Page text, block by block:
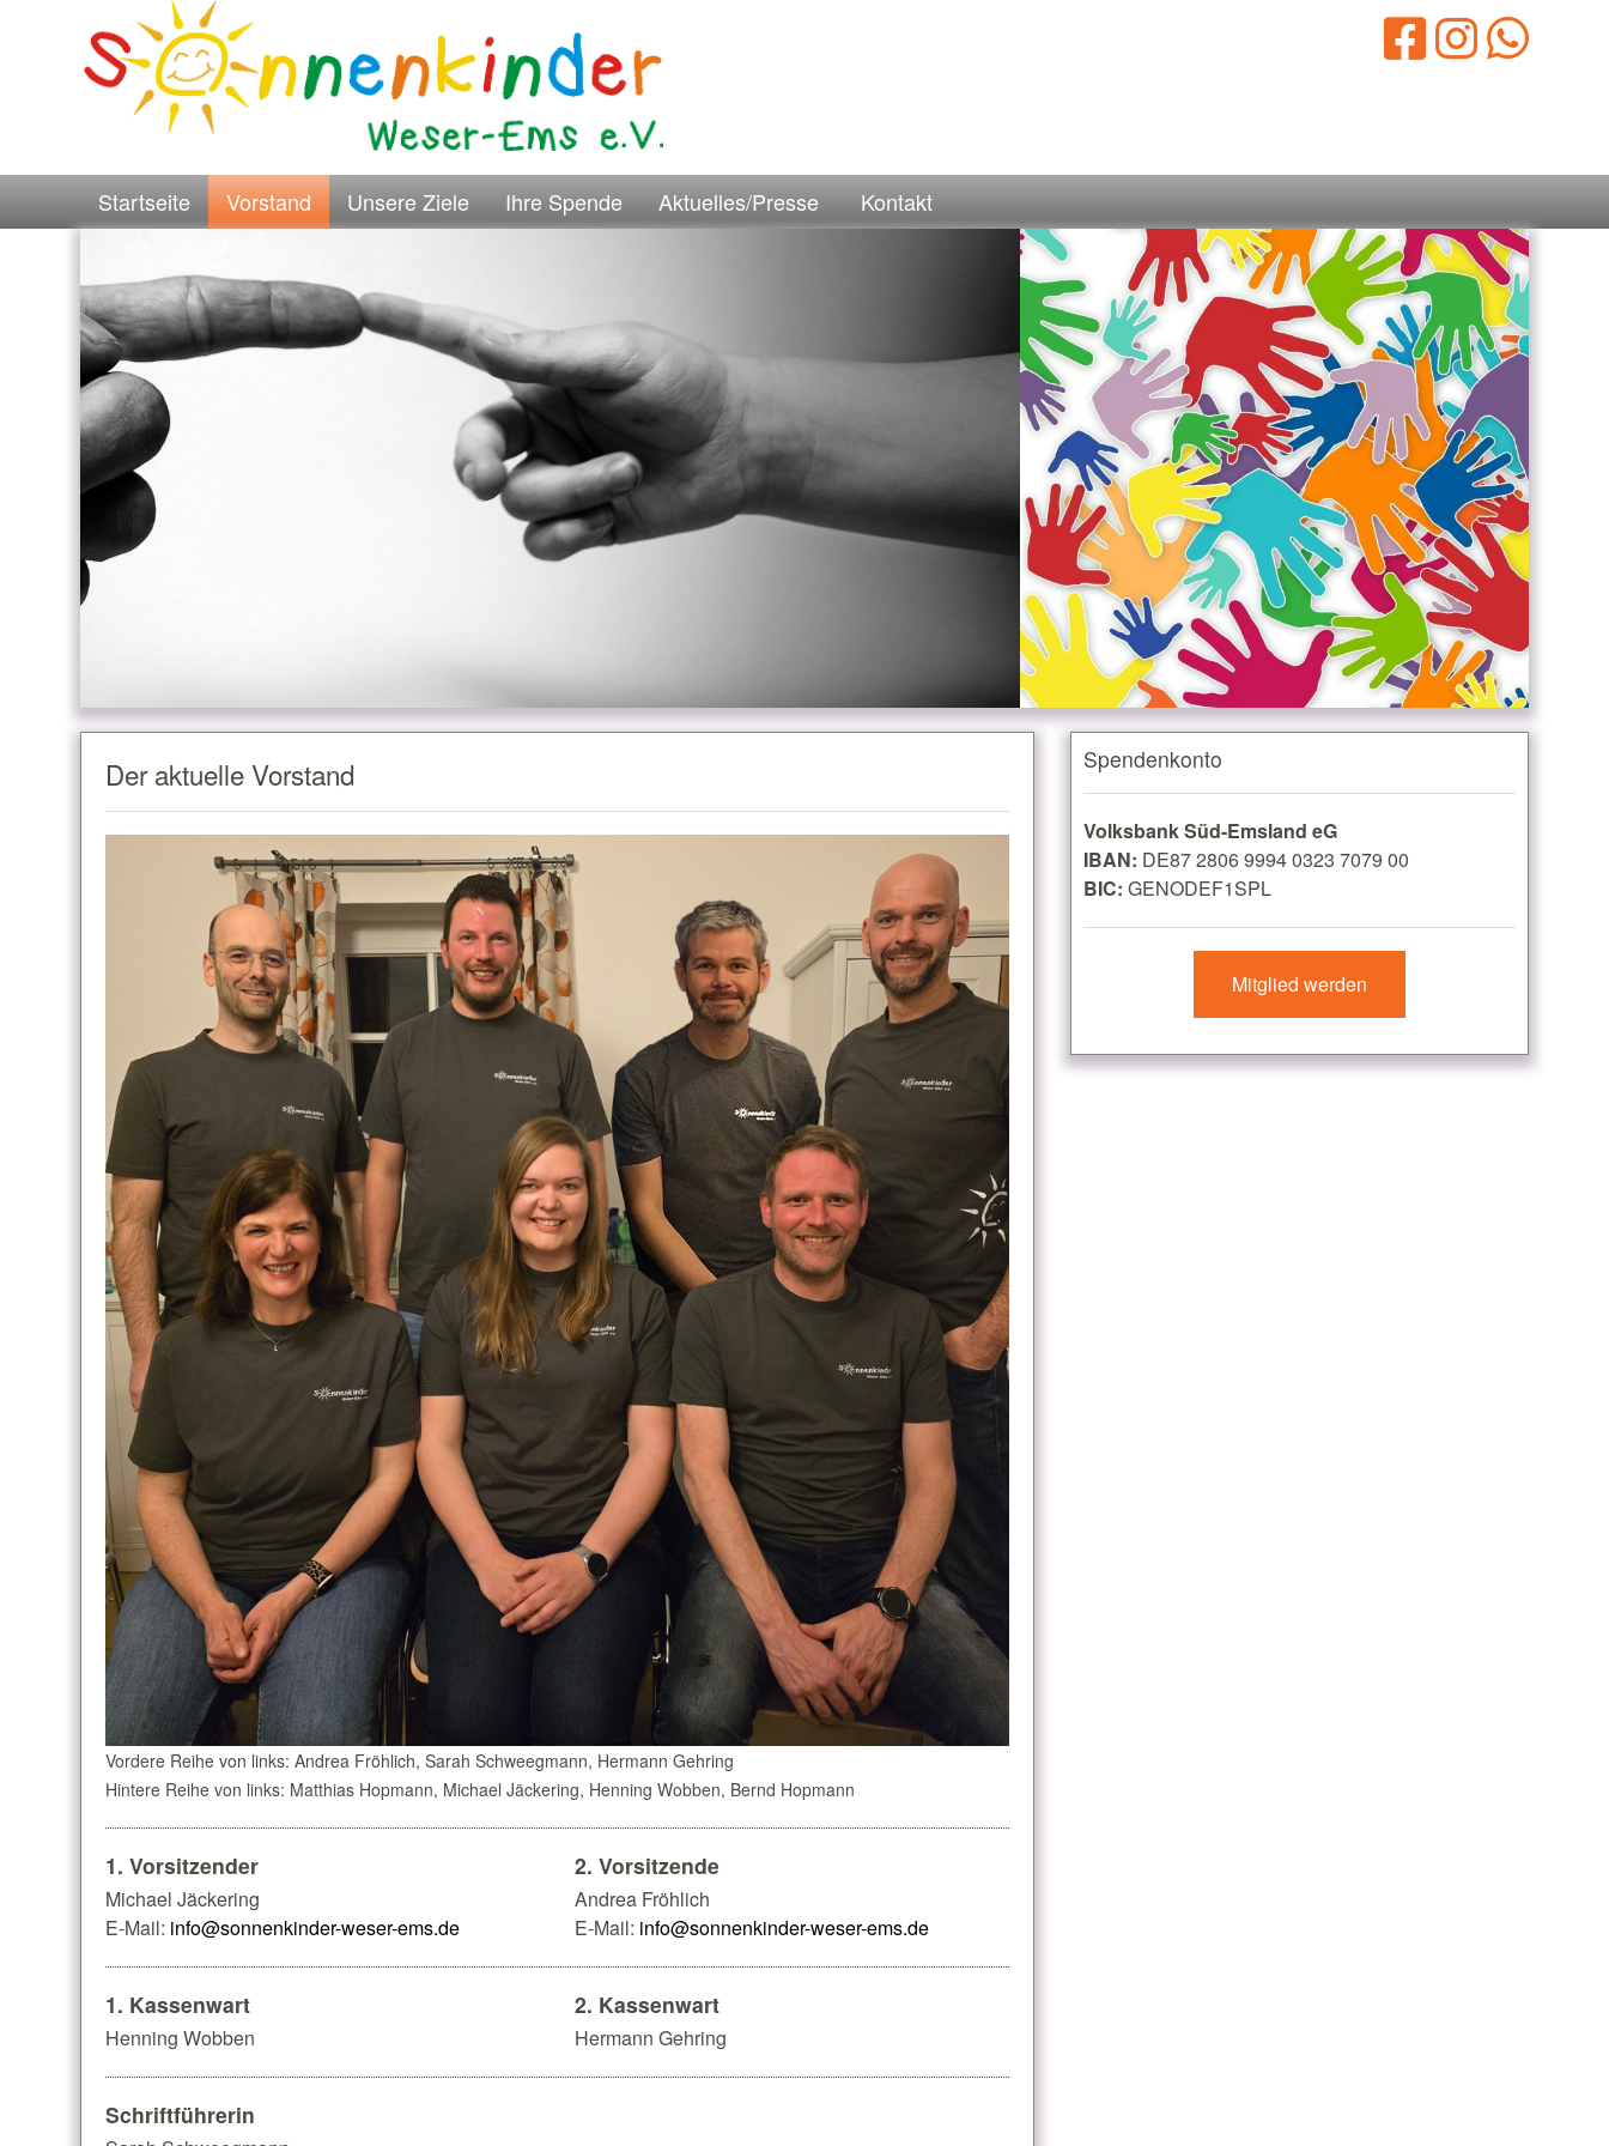
Startseite Vorstand Unsere Ziele Ihre Spende Aktuelles/Presse Kontakt
Der aktuelle Vorstand
Vordere Reihe von links: Andrea Fröhlich, Sarah Schweegmann, Hermann Gehring
Hintere Reihe von links: Matthias Hopmann, Michael Jäckering, Henning Wobben, Bernd Hopmann
1. Vorsitzender
Michael Jäckering
E-Mail: info@sonnenkinder-weser-ems.de
2. Vorsitzende
Andrea Fröhlich
E-Mail: info@sonnenkinder-weser-ems.de
1. Kassenwart
Henning Wobben
2. Kassenwart
Hermann Gehring
Schriftführerin
Spendenkonto
Volksbank Süd-Emsland eG
IBAN: DE87 2806 9994 0323 7079 00
BIC: GENODEF1SPL
Mitglied werden